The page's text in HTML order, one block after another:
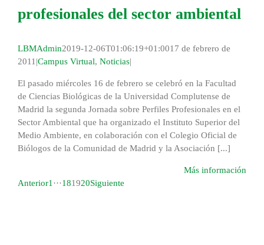
profesionales del sector ambiental
LBMAdmin2019-12-06T01:06:19+01:0017 de febrero de
2011|Campus Virtual, Noticias|
El pasado miércoles 16 de febrero se celebró en la Facultad
de Ciencias Biológicas de la Universidad Complutense de
Madrid la segunda Jornada sobre Perfiles Profesionales en el
Sector Ambiental que ha organizado el Instituto Superior del
Medio Ambiente, en colaboración con el Colegio Oficial de
Biólogos de la Comunidad de Madrid y la Asociación [...]
Más información
Anterior1···181920Siguiente